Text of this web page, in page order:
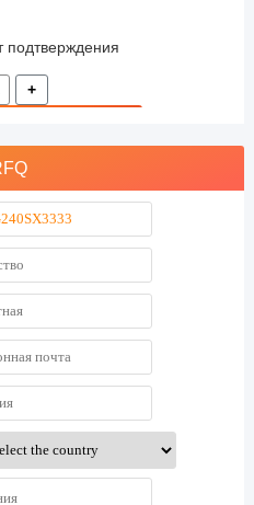
подтверждения
+